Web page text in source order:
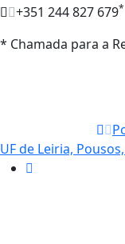
+351 244 827 679*
* Chamada para a
UF de Leiria,